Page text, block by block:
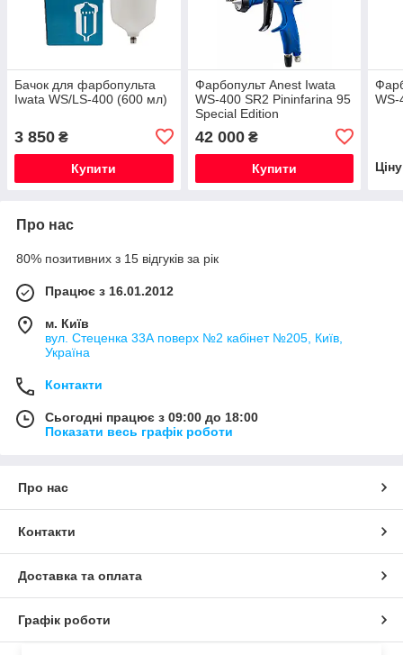
Бачок для фарбопульта
Iwata WS/LS-400 (600 мл)
3 850 ₴
Купити
Фарбопульт Anest Iwata
WS-400 SR2 Pininfarina 95
Special Edition
42 000₴
Купити
WS-
Про нас
80% позитивних з 15 відгуків за рік
Працює з 16.01.2012
м. Київ
вул. Стеценка 33А поверх №2 кабінет №205, Київ,
Україна
Контакти
Сьогодні працює з 09:00 до 18:00
Показати весь графік роботи
Про нас
Контакти
Доставка та оплата
Графік роботи